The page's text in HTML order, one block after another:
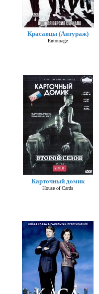
Красавцы (Антураж)
Entourage
Карточный домик
House of Cards